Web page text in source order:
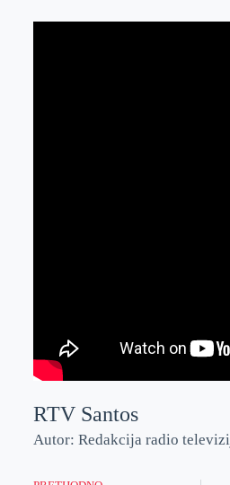
RTV Santos
Autor: Redakcija radio